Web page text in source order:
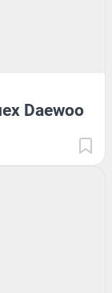
Daewoo